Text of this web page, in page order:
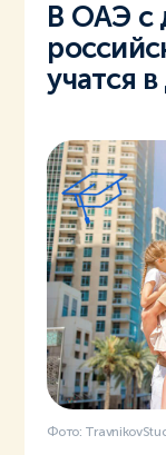
В ОАЭ с
учатся
Фото: